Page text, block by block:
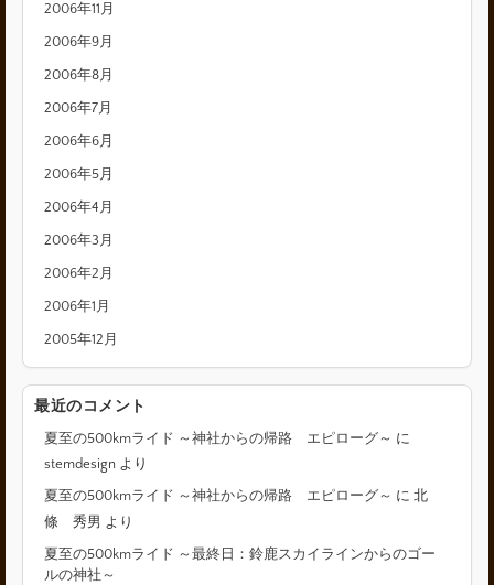
2006年11月
2006年9月
2006年8月
2006年7月
2006年6月
2006年5月
2006年4月
2006年3月
2006年2月
2006年1月
2005年12月
最近のコメント
夏至の500kmライド ～神社からの帰路 エピローグ～ に
stemdesign より
夏至の500kmライド ～神社からの帰路 エピローグ～ に北
條 秀男 より
夏至の500kmライド ～最終日：鈴鹿スカイラインからのゴー
ルの神社～